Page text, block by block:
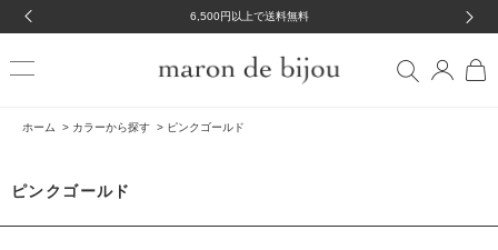
6,500円以上で送料無料
ホーム > カラーから探す > ピンクゴールド
ピンクゴールド